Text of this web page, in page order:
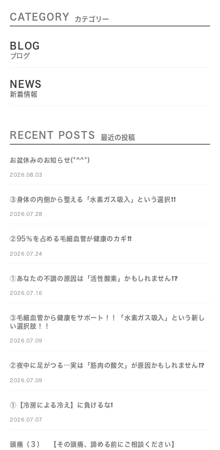
CATEGORY カテゴリー
BLOG
ブログ
NEWS
新着情報
RECENT POSTS 最近の投稿
お盆休みのお知らせ(*^^*)
2026.08.03
③身体の内側から整える「水素ガス吸入」という選択❗️❗️
2026.07.28
②95％を占める毛細血管が健康のカギ❗️❗️
2026.07.24
①あなたの不調の原因は「活性酸素」かもしれません❗️❓️
2026.07.16
③毛細血管から健康をサポート！！「水素ガス吸入」という新し
い選択肢！！
2026.07.09
②夜中に足がつる…実は「筋肉の酸欠」が原因かもしれません❗️❓️
2026.07.09
①【冷房による冷え】に負けるな❗️
2026.07.07
頭痛（３） 【その頭痛、諦める前にご相談ください】